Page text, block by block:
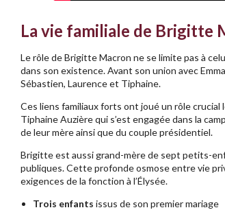
La vie familiale de Brigitte
Le rôle de Brigitte Macron ne se limite pas à
dans son existence. Avant son union avec
Sébastien, Laurence et Tiphaine.
Ces liens familiaux forts ont joué un rôle
Tiphaine Auzière qui s’est engagée dans la
de leur mère ainsi que du couple présidentiel.
Brigitte est aussi grand-mère de sept petits-
publiques. Cette profonde osmose entre vie
exigences de la fonction à l’Élysée.
Trois enfants issus de son premier mariage